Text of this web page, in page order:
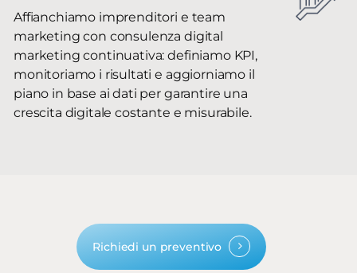
Affianchiamo imprenditori e team
marketing con consulenza digital
marketing continuativa: definiamo KPI,
monitoriamo i risultati e aggiorniamo il
piano in base ai dati per garantire una
crescita digitale costante e misurabile.
Richiedi un preventivo